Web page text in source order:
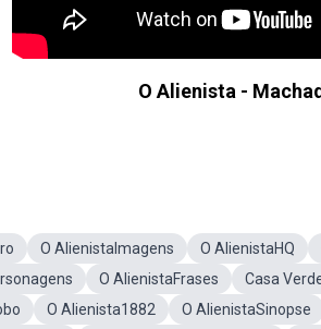
O Alienista -
O AlienistaImagens O AlienistaHQ
O AlienistaFrases Casa
O Alienista1882 O AlienistaSinopse